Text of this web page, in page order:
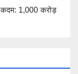
कदम: 1,000 करोड़